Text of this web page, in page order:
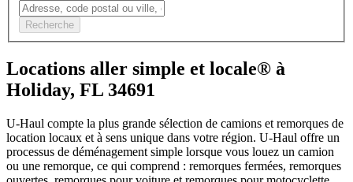
Recherche
Locations aller simple et locale® à
Holiday, FL 34691
U-Haul compte la plus grande sélection de camions et remorques de
location locaux et à sens unique dans votre région. U-Haul offre un
processus de déménagement simple lorsque vous louez un camion
ou une remorque, ce qui comprend : remorques fermées, remorques